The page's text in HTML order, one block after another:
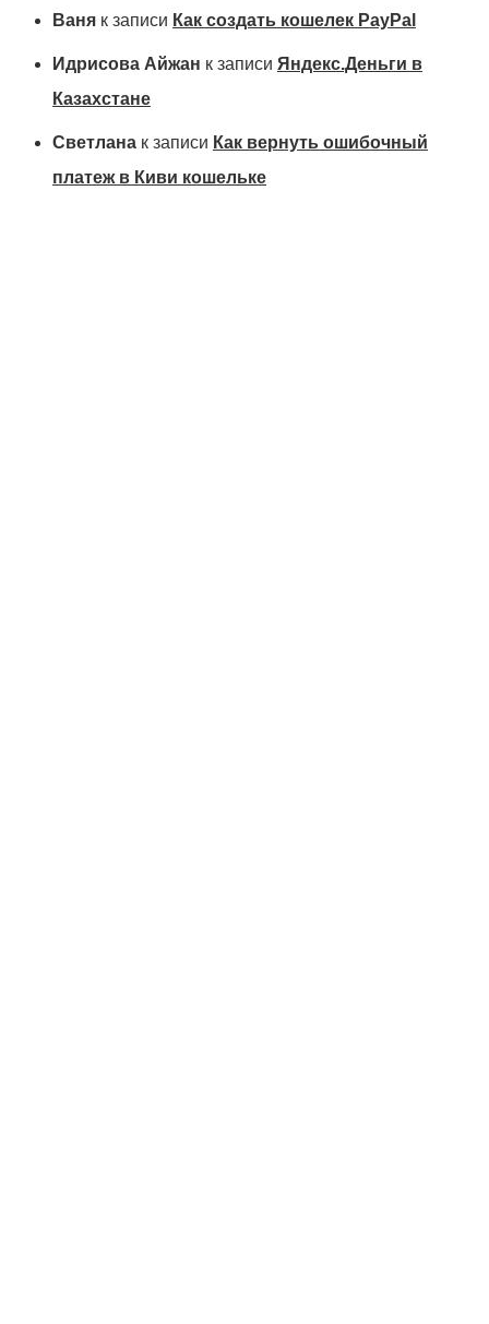
Ваня к записи Как создать кошелек PayPal
Идрисова Айжан к записи Яндекс.Деньги в
Казахстане
Светлана к записи Как вернуть ошибочный
платеж в Киви кошельке